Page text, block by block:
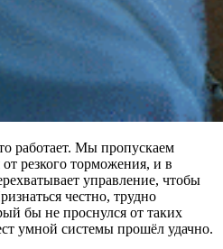
работает. Мы пропускаем
резкого торможения, и в
управление, чтобы
честно, трудно
бы не проснулся от таких
умной системы прошёл удачно.